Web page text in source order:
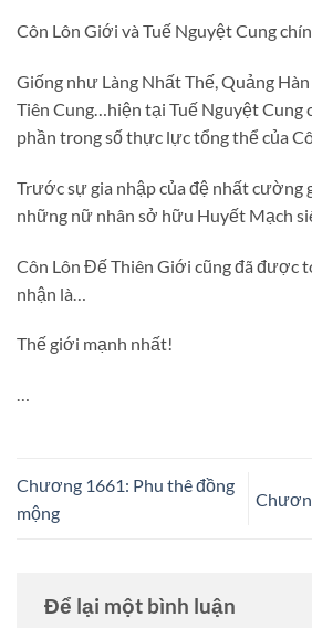
Côn Lôn Giới và Tuế Nguyệt Cung
Giống như Làng Nhất Thế, Quảng
Tiên Cung…hiện tại Tuế Nguyệt Cung
phần trong số thực lực tổng thể của
Trước sự gia nhập của đệ nhất cường
những nữ nhân sở hữu Huyết Mạch
Côn Lôn Đế Thiên Giới cũng đã được
nhận là…
Thế giới mạnh nhất!
…
Chương 1661: Phu thê đồng
mộng
Để lại một bình luận